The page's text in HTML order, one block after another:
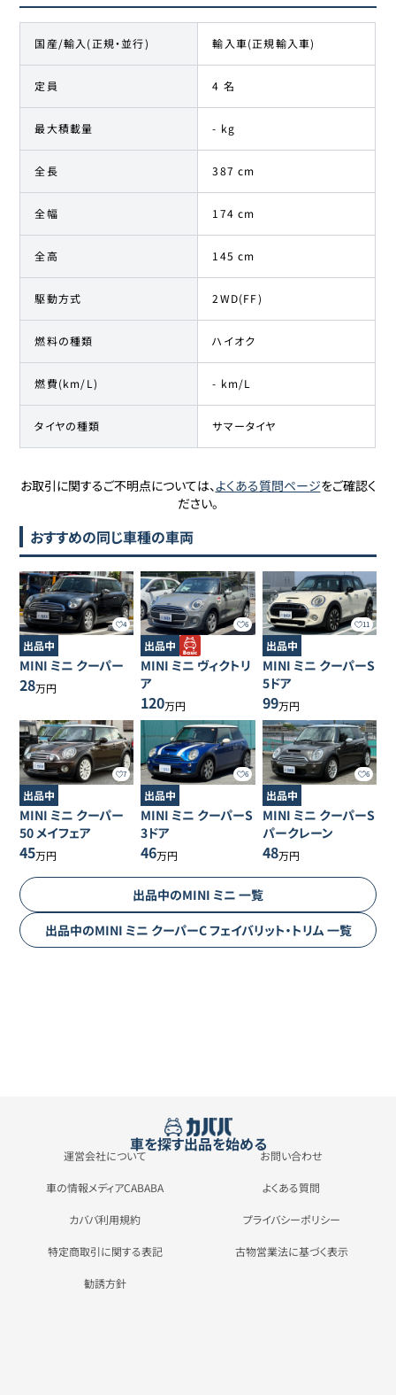
国産/輸入(正規・並行) 輸入車(正規輸入車)
定員 4 名
最大積載量 - kg
全長 387 cm
全幅 174 cm
全高 145 cm
駆動方式 2WD(FF)
燃料の種類 ハイオク
燃費(km/L) - km/L
タイヤの種類 サマータイヤ
お取引に関するご不明点については、よくある質問ページをご確認く
ださい。
おすすめの同じ車種の車両
4
出品中
MINI ミニ クーパー
28万円
6
出品中
MINI ミニ ヴィクトリ
ア
120万円
11
出品中
MINI ミニ クーパーS
5ドア
99万円
7
出品中
MINI ミニ クーパー
50 メイフェア
45万円
6
出品中
MINI ミニ クーパーS
3ドア
46万円
6
出品中
MINI ミニ クーパーS
パークレーン
48万円
出品中のMINI ミニ 一覧
出品中のMINI ミニ クーパーC フェイバリット・トリム 一覧
車を探す出品を始める
運営会社について お問い合わせ
車の情報メディアCABABA よくある質問
カババ利用規約 プライバシーポリシー
特定商取引に関する表記 古物営業法に基づく表示
勧誘方針